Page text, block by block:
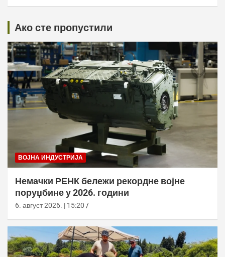
Ако сте пропустили
ВОЈНА ИНДУСТРИЈА
Немачки РЕНК бележи рекордне војне
поруџбине у 2026. години
6. август 2026. | 15:20